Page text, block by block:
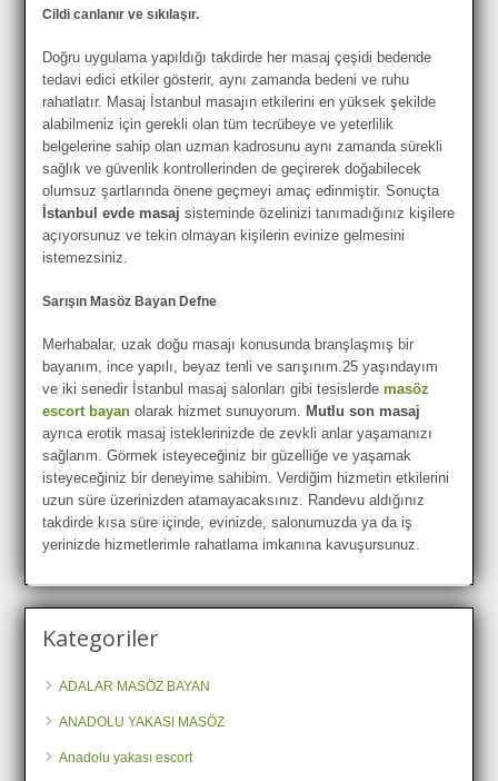
Cildi canlanır ve sıkılaşır.
Doğru uygulama yapıldığı takdirde her masaj çeşidi bedende
tedavi edici etkiler gösterir, aynı zamanda bedeni ve ruhu
rahatlatır. Masaj İstanbul masajın etkilerini en yüksek şekilde
alabilmeniz için gerekli olan tüm tecrübeye ve yeterlilik
belgelerine sahip olan uzman kadrosunu aynı zamanda sürekli
sağlık ve güvenlik kontrollerinden de geçirerek doğabilecek
olumsuz şartlarında önene geçmeyi amaç edinmiştir. Sonuçta
İstanbul evde masaj sisteminde özelinizi tanımadığınız kişilere
açıyorsunuz ve tekin olmayan kişilerin evinize gelmesini
istemezsiniz.
Sarışın Masöz Bayan Defne
Merhabalar, uzak doğu masajı konusunda branşlaşmış bir
bayanım, ince yapılı, beyaz tenli ve sarışınım.25 yaşındayım
ve iki senedir İstanbul masaj salonları gibi tesislerdemasöz
escort bayan olarak hizmet sunuyorum. Mutlu son masaj
ayrıca erotik masaj isteklerinizde de zevkli anlar yaşamanızı
sağlarım. Görmek isteyeceğiniz bir güzelliğe ve yaşamak
isteyeceğiniz bir deneyime sahibim. Verdiğim hizmetin etkilerini
uzun süre üzerinizden atamayacaksınız. Randevu aldığınız
takdirde kısa süre içinde, evinizde, salonumuzda ya da iş
yerinizde hizmetlerimle rahatlama imkanına kavuşursunuz.
Kategoriler
ADALAR MASÖZ BAYAN
ANADOLU YAKASI MASÖZ
Anadolu yakası escort